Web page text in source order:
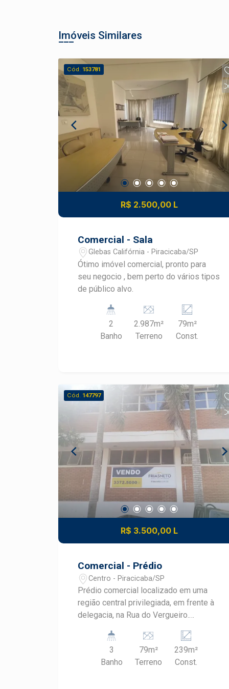
Imóveis Similares
Cód. 153781
R$ 2.500,00 L
Comercial - Sala
Glebas Califórnia - Piracicaba/SP
Ótimo imóvel comercial, pronto para
seu negocio , bem perto do vários tipos
de público alvo.
2
Banho
2.987m²
Terreno
79m²
Const.
Cód. 147797
R$ 3.500,00 L
Comercial - Prédio
Centro - Piracicaba/SP
Prédio comercial localizado em uma
região central privilegiada, em frente à
delegacia, na Rua do Vergueiro.
possui 2 salas amplas por andar, cada
uma com copa e banheiro, totalizando 6
salas,3 recepções, 3 copas e 3
3
Banho
79m²
Terreno
239m²
Const.